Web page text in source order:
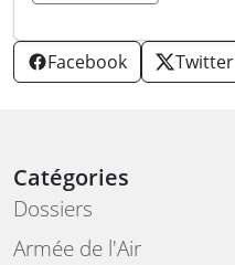
Facebook Twitter
Catégories
Dossiers
Armée de l'Air